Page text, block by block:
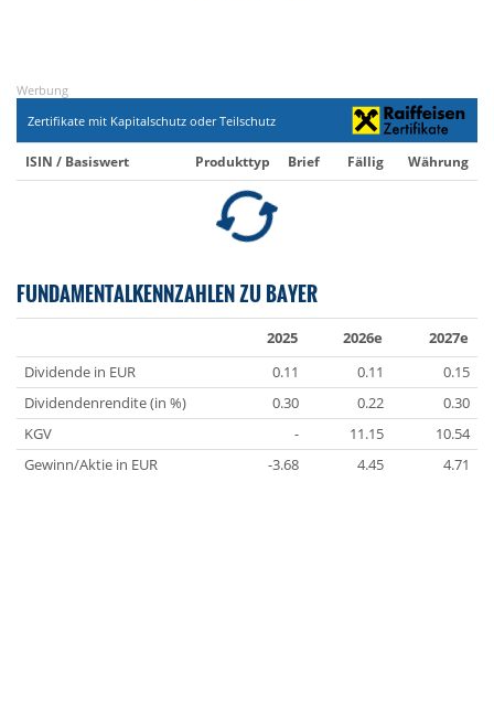
Werbung
Zertifikate mit Kapitalschutz oder Teilschutz
ISIN / Basiswert Produkttyp Brief Fällig Währung
FUNDAMENTALKENNZAHLEN ZU BAYER
2025 2026e
2027e
Dividende in EUR
0.11 0.11
0.15
Dividendenrendite (in %)
0.30 0.22
0.30
KGV
- 11.15
10.54
Gewinn/Aktie in EUR
-3.68 4.45 4.71